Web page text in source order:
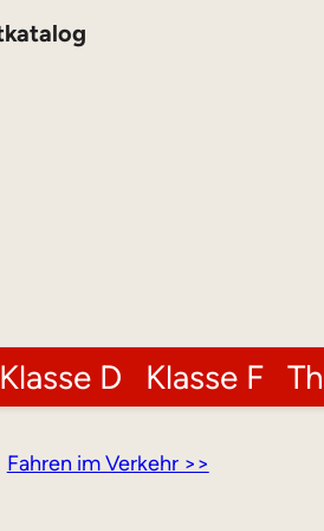
Klasse D Klasse F
Fahren im Verkehr >>